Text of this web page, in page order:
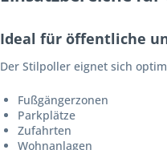
Ideal für öffentliche
Der Stilpoller eignet sich
Fußgängerzonen
Parkplätze
Zufahrten
Wohnanlagen